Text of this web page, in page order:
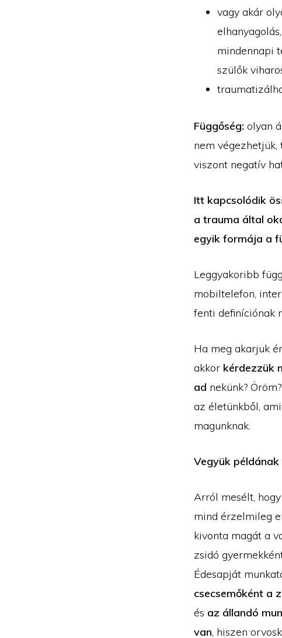
vagy akár
mindennapi
szülők
Függőség: olyan
nem
viszont negatív
Itt kapcsolódik
a trauma által
egyik formája a
Leggyakoribb
mobiltelefon,
fenti definíciónak
Ha meg akarjuk
akkor kérdezzük
ad nekünk?
az életünkből,
magunknak.
Vegyük
Arról mesélt,
mind érzelmileg
kivonta magát a
zsidó
Édesapját
csecsemőként a
és az állandó
van, hiszen